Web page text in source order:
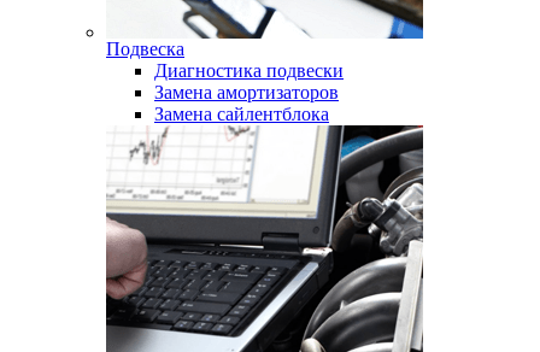
Подвеска
Диагностика подвески
Замена амортизаторов
Замена сайлентблока